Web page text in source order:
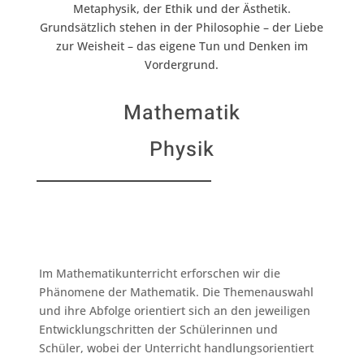
Metaphysik, der Ethik und der Ästhetik.
Grundsätzlich stehen in der Philosophie – der Liebe
zur Weisheit – das eigene Tun und Denken im
Vordergrund.
Mathematik
Physik
Im Mathematikunterricht erforschen wir die
Phänomene der Mathematik. Die Themenauswahl
und ihre Abfolge orientiert sich an den jeweiligen
Entwicklungschritten der Schülerinnen und
Schüler, wobei der Unterricht handlungsorientiert